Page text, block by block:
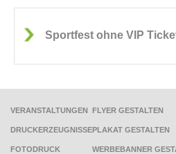
Sportfest ohne VIP
VERANSTALTUNGEN
DRUCKERZEUGNISSE
FOTODRUCK
FLYER GESTALTEN
PLAKAT GESTALTEN
WERBEBANNER